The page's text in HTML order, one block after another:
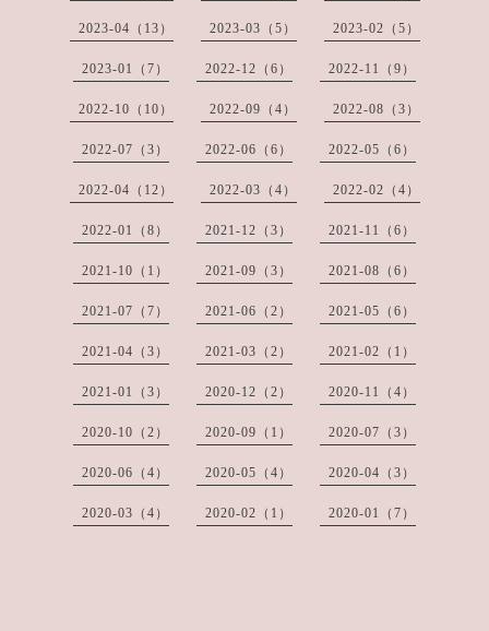
2023-04（13） 2023-03（5） 2023-02（5）
2023-01（7） 2022-12（6） 2022-11（9）
2022-10（10） 2022-09（4） 2022-08（3）
2022-07（3） 2022-06（6） 2022-05（6）
2022-04（12） 2022-03（4） 2022-02（4）
2022-01（8） 2021-12（3） 2021-11（6）
2021-10（1） 2021-09（3） 2021-08（6）
2021-07（7） 2021-06（2） 2021-05（6）
2021-04（3） 2021-03（2） 2021-02（1）
2021-01（3） 2020-12（2） 2020-11（4）
2020-10（2） 2020-09（1） 2020-07（3）
2020-06（4） 2020-05（4） 2020-04（3）
2020-03（4） 2020-02（1） 2020-01（7）